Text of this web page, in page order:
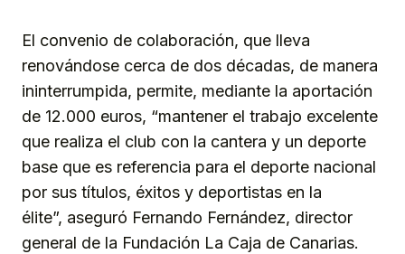
El convenio de colaboración, que lleva
renovándose cerca de dos décadas, de manera
ininterrumpida, permite, mediante la aportación
de 12.000 euros, “mantener el trabajo excelente
que realiza el club con la cantera y un deporte
base que es referencia para el deporte nacional
por sus títulos, éxitos y deportistas en la
élite”, aseguró Fernando Fernández, director
general de la Fundación La Caja de Canarias.